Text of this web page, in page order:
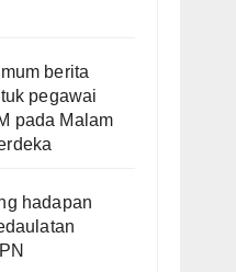
berita
pegawai
pada Malam
hadapan